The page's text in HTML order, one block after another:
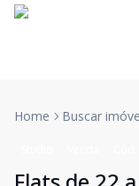
Home Buscar